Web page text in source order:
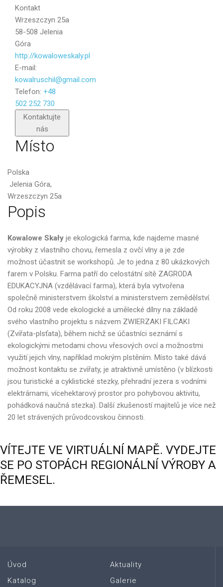
Kontakt
Wrzeszczyn 25a
58-508 Jelenia
Góra
http://kowaloweskaly.pl
E-mail:
kowalruschil@gmail.com
Telefon: +48
502 252 730
Kontaktujte
nás
Poslat
Místo
Polska
Jelenia Góra,
Wrzeszczyn 25a
Popis
Kowalowe Skały je ekologická farma, kde najdeme masné
výrobky z vlastního chovu, řemesla z ovčí vlny a je zde
možnost účastnit se workshopů. Je to jedna z 80 ukázkových
farem v Polsku. Farma patří do celostátní sítě ZAGRODA
EDUKACYJNA (vzdělávací farma), která byla vytvořena
společně ministerstvem školství a ministerstvem zemědělství.
Od roku 2008 vede ekologické a umělecké dílny na základě
svého vlastního projektu s názvem ZWIERZAKI FILCAKI
(Zvířata-plsťata), během nichž se účastníci seznámí s
ekologickými metodami chovu vřesových ovcí a možnostmi
využití jejich vlny, například mokrým plstěním. Místo také dává
možnost kontaktu se zvířaty, je atraktivně umístěno (v blízkosti
jsou turistické a cyklistické stezky, přehradní jezera s vodními
elektrárnami, vícehektarový prostor pro pohybovou aktivitu,
pohádková naučná stezka). Další zkušeností majitelů je více než
20 let strávených průvodcovskou činnosti.
VÍTEJTE VE VIRTUÁLNÍ MAPĚ. VYDEJTE
SE PO STOPÁCH REGIONÁLNÍ VÝROBY A
ŘEMESEL.
Úvod
Katalog
Aktuality
Galerie